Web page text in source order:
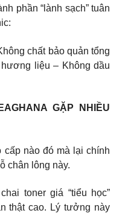
phần “lành sạch” tuân
chất bảo quản tổng
liệu – Không dầu
GẶP NHIỀU
cấp nào đó mà lại chính
chân lông này.
toner giá “tiểu học”
thật cao. Lý tưởng này